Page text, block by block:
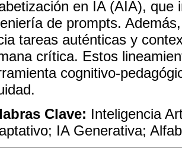
en IA (AIA), que
de prompts.
tareas auténticas y
crítica. Estos
cognitivo-
Clave: Inteligencia
IA Generativa;